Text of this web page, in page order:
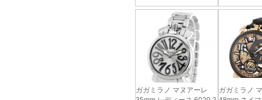
ガガミラノ マヌアーレ
ガガミラノ